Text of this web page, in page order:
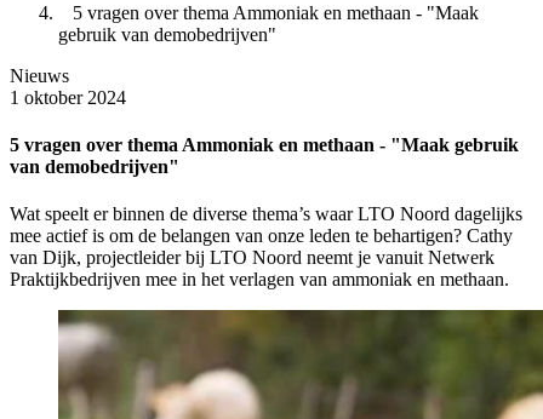
5 vragen over thema Ammoniak en methaan - "Maak
gebruik van demobedrijven"
Nieuws
1 oktober 2024
5 vragen over thema Ammoniak en methaan - "Maak gebruik
van demobedrijven"
Wat speelt er binnen de diverse thema’s waar LTO Noord dagelijks
mee actief is om de belangen van onze leden te behartigen? Cathy
van Dijk, projectleider bij LTO Noord neemt je vanuit Netwerk
Praktijkbedrijven mee in het verlagen van ammoniak en methaan.